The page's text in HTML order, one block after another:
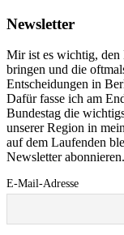
Newsletter
Mir ist es wichtig, den
bringen und die
Entscheidungen in
Dafür fasse ich am
Bundestag die
unserer Region in
auf dem Laufenden
Newsletter abonnieren.
E-Mail-Adresse